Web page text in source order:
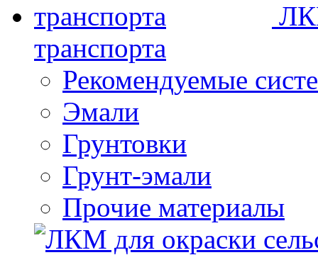
транспорта
Рекомендуемые
Эмали
Грунтовки
Грунт-эмали
Прочие материалы